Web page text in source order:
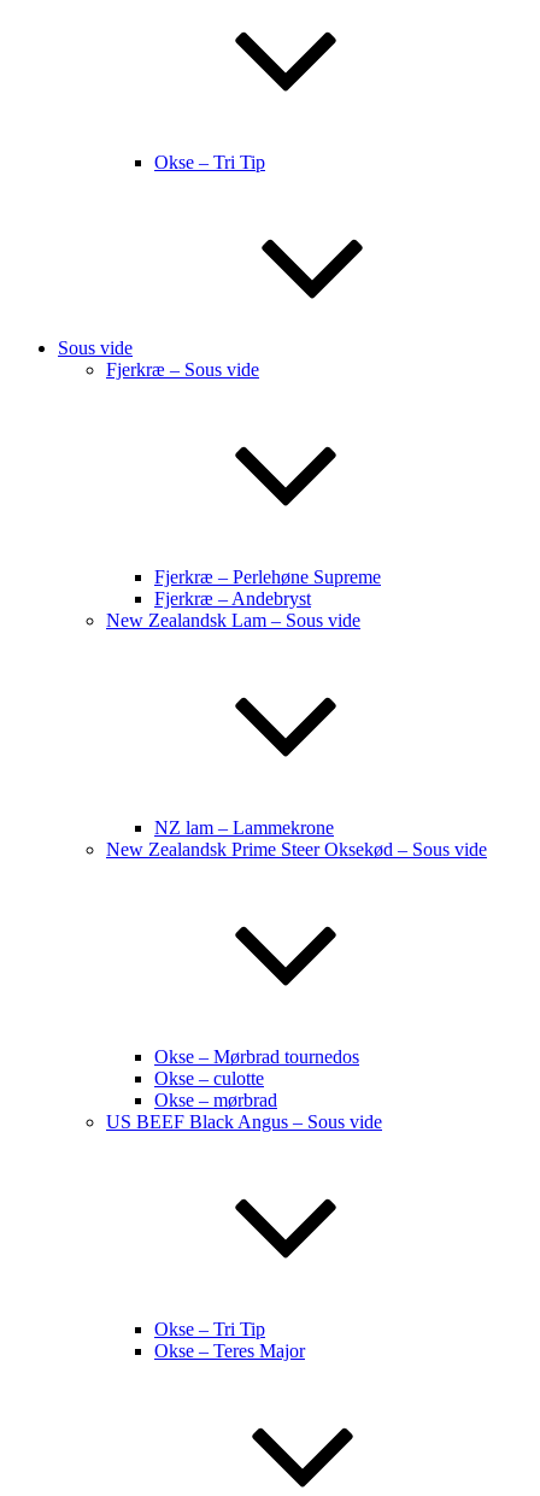
Okse – Tri Tip
Sous vide
Fjerkræ – Sous vide
Fjerkræ – Perlehøne Supreme
Fjerkræ – Andebryst
New Zealandsk Lam – Sous vide
NZ lam – Lammekrone
New Zealandsk Prime Steer Oksekød – Sous vide
Okse – Mørbrad tournedos
Okse – culotte
Okse – mørbrad
US BEEF Black Angus – Sous vide
Okse – Tri Tip
Okse – Teres Major